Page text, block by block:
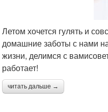
Летом хочется гулять и
домашние заботы с нами
жизни, делимся с
работает!
читать дальше →